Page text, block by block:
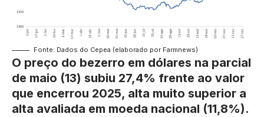
Fonte: Dados do Cepea (elaborado por Farmnews)
O preço do bezerro em dólares na parcial
de maio (13) subiu 27,4% frente ao valor
que encerrou 2025, alta muito superior a
alta avaliada em moeda nacional (11,8%).